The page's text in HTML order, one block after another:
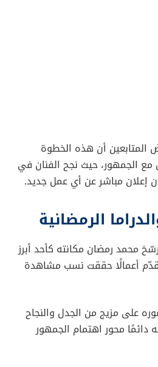
المتابعين أن هذه الخطوة
الجمهور، حيث نجح الفنان في
إعلان مباشر عن أي عمل جديد.
الرمضانية
محمد رمضان مكانته كأحد أبرز
قدّم أعمالًا حققت نسب مشاهدة
على مزيج من الجدل والنجاح
دائمًا محور اهتمام الجمهور